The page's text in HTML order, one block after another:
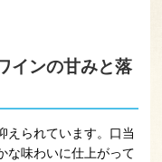
インの甘みと落
えられています。口当
な味わいに仕上がって